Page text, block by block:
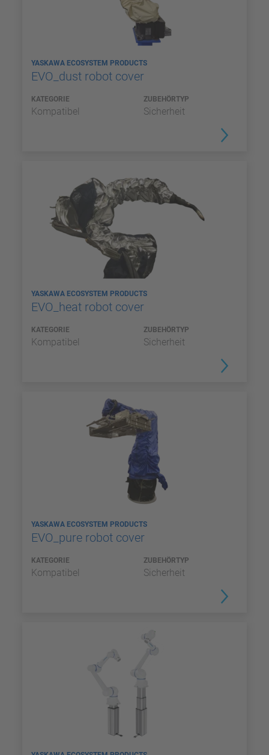
YASKAWA ECOSYSTEM PRODUCTS
EVO_dust robot cover
KATEGORIE
Kompatibel
ZUBEHÖRTYP
Sicherheit
YASKAWA ECOSYSTEM PRODUCTS
EVO_heat robot cover
KATEGORIE
Kompatibel
ZUBEHÖRTYP
Sicherheit
YASKAWA ECOSYSTEM PRODUCTS
EVO_pure robot cover
KATEGORIE
Kompatibel
ZUBEHÖRTYP
Sicherheit